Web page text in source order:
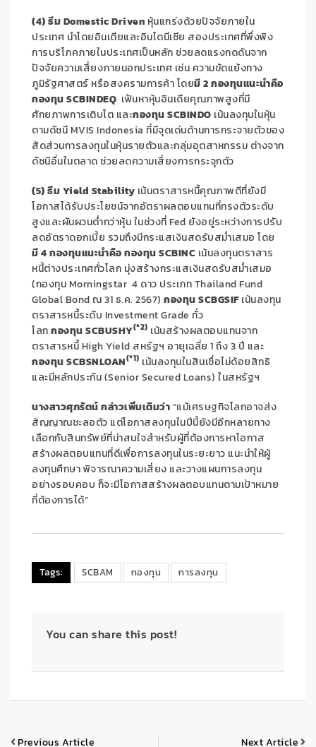
(4) ธีมDomestic Driven หุ้นแกร่งด้วยปัจจัยภายใน
ประเทศ นำโดยอินเดียและอินโดนีเซีย สองประเทศที่พึ่งพิง
การบริโภคภายในประเทศเป็นหลัก ช่วยลดแรงกดดันจาก
ปัจจัยความเสี่ยงภายนอกประเทศ เช่น ความขัดแย้งทาง
ภูมิรัฐศาสตร์ หรือสงครามการค้า โดยมี2กองทุนแนะนำคือ
กองทุนSCBINDEQ เฟ้นหาหุ้นอินเดียคุณภาพสูงที่มี
ศักยภาพการเติบโต และกองทุนSCBINDO เน้นลงทุนในหุ้น
ตามดัชนีMVIS Indonesia ที่มีจุดเด่นด้านการกระจายตัวของ
สัดส่วนการลงทุนในหุ้นรายตัวและกลุ่มอุตสาหกรรม ต่างจาก
ดัชนีอื่นในตลาด ช่วยลดความเสี่ยงการกระจุกตัว
(5) ธีมYield Stability เน้นตราสารหนี้คุณภาพดีที่ยังมี
โอกาสได้รับประโยชน์จากอัตราผลตอบแทนที่ทรงตัวระดับ
สูงและผันผวนต่ำกว่าหุ้นในช่วงที่Fed ยังอยู่ระหว่างการปรับ
ลดอัตราดอกเบี้ย รวมถึงมีกระแสเงินสดรับสม่ำเสมอ โดย
มี4กองทุนแนะนำคือ กองทุนSCBINC เน้นลงทุนตราสาร
หนี้ต่างประเทศทั่วโลก มุ่งสร้างกระแสเงินสดรับสม่ำเสมอ
(กองทุนMorningstar 4 ดาว ประเภทThailand Fund
Global Bondณ31 ธ.ค. 2567) กองทุนSCBGSIFเน้นลงทุน
ตราสารหนี้ระดับ Investment Grade ทั่ว
โลกกองทุนSCBUSHY(*2) เน้นสร้างผลตอบแทนจาก
ตราสารหนี้High Yield สหรัฐฯ อายุเฉลี่ย 1ถึง3 ปี และ
กองทุนSCBSNLOAN(*1) เน้นลงทุนในสินเชื่อไม่ด้อยสิทธิ
และมีหลักประกัน(Senior Secured Loans) ในสหรัฐฯ
นางสาวศุภรัตน์ กล่าวเพิ่มเติมว่า“แม้เศรษฐกิจโลกอาจส่ง
สัญญาณชะลอตัว แต่โอกาสลงทุนในปีนี้ยังมีอีกหลายทาง
เลือกกับสินทรัพย์ที่น่าสนใจสำหรับผู้ที่ต้องการหาโอกาส
สร้างผลตอบแทนที่ดีเพื่อการลงทุนในระยะยาว แนะนำให้ผู้
ลงทุนศึกษา พิจารณาความเสี่ยง และวางแผนการลงทุน
อย่างรอบคอบ ก็จะมีโอกาสสร้างผลตอบแทนตามเป้าหมาย
ที่ต้องการได้”
Tags: SCBAM กองทุน การลงทุน
You can share this post!
Previous Article Next Article